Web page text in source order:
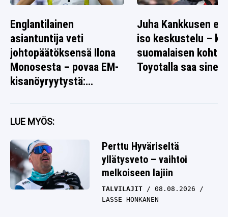
Englantilainen
asiantuntija veti
johtopäätöksensä Ilona
Monosesta – povaa EM-
kisanöyryytystä:
Juha Kankkusen
iso keskustelu –
suomalaisen
Toyotalla saa
LUE MYÖS:
Perttu Hyväriseltä
yllätysveto – vaihtoi
melkoiseen lajiin
TALVILAJIT
08.08.2026
LASSE HONKANEN